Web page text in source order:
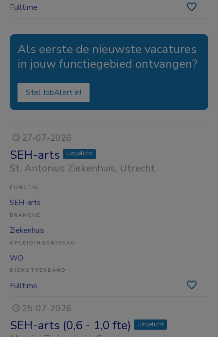
Fulltime
Als eerste de nieuwste vacatures
in jouw functiegebied ontvangen?
Stel JobAlert in!
27-07-2026
SEH-arts Uitgelicht
St. Antonius Ziekenhuis, Utrecht
FUNCTIE
SEH-arts
BRANCHE
Ziekenhuis
OPLEIDINGSNIVEAU
WO
DIENSTVERBAND
Fulltime
25-07-2026
SEH-arts (0,6 - 1,0 fte) Uitgelicht